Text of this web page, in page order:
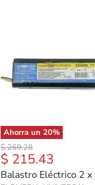
Ahorra un 20%
Precio
original
$ 269.28
Precio
actual
$ 215.43
Balastro Eléctrico 2